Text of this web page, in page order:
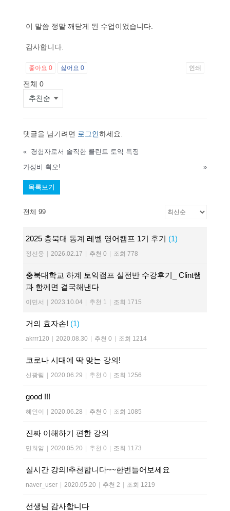
이 말씀 정말 깨닫게 된 수업이었습니다.
감사합니다.
좋아요 0 싫어요 0 인쇄
전체 0
댓글을 남기려면 로그인하세요.
« 경험자로서 솔직한 클린트 토익 특징
가성비 쵝오!
»
목록보기
전체 99
2025 충북대 동계 레벨 영어캠프 1기 후기 (1)
정선웅 2026.02.17 추천 0 조회 778
충북대학교 하계 토익캠프 실전반 수강후기_ Clint쌤
과 함께면 결국해낸다
이민서 2023.10.04 추천 1 조회 1715
거의 효자손! (1)
akrrr120 2020.08.30 추천 0 조회 1214
코로나 시대에 딱 맞는 강의!
신광림 2020.06.29 추천 0 조회 1256
good !!!
혜인이 2020.06.28 추천 0 조회 1085
진짜 이해하기 편한 강의
민희얌 2020.05.20 추천 0 조회 1173
실시간 강의!추천합니다~~한번들어보세요
naver_user 2020.05.20 추천 2 조회 1219
선생님 감사합니다